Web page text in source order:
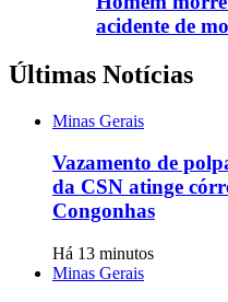
acidente de
Últimas Notícias
Minas Gerais
Vazamento de
da CSN atinge
Congonhas
Há 13 minutos
Minas Gerais